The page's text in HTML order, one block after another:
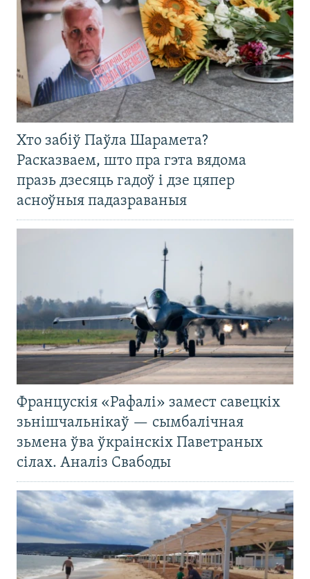
Хто забіў Паўла Шарамета?
Расказваем, што пра гэта вядома
празь дзесяць гадоў і дзе цяпер
асноўныя падазраваныя
Францускія «Рафалі» замест савецкіх
зьнішчальнікаў — сымбалічная
зьмена ўва ўкраінскіх Паветраных
сілах. Аналіз Свабоды